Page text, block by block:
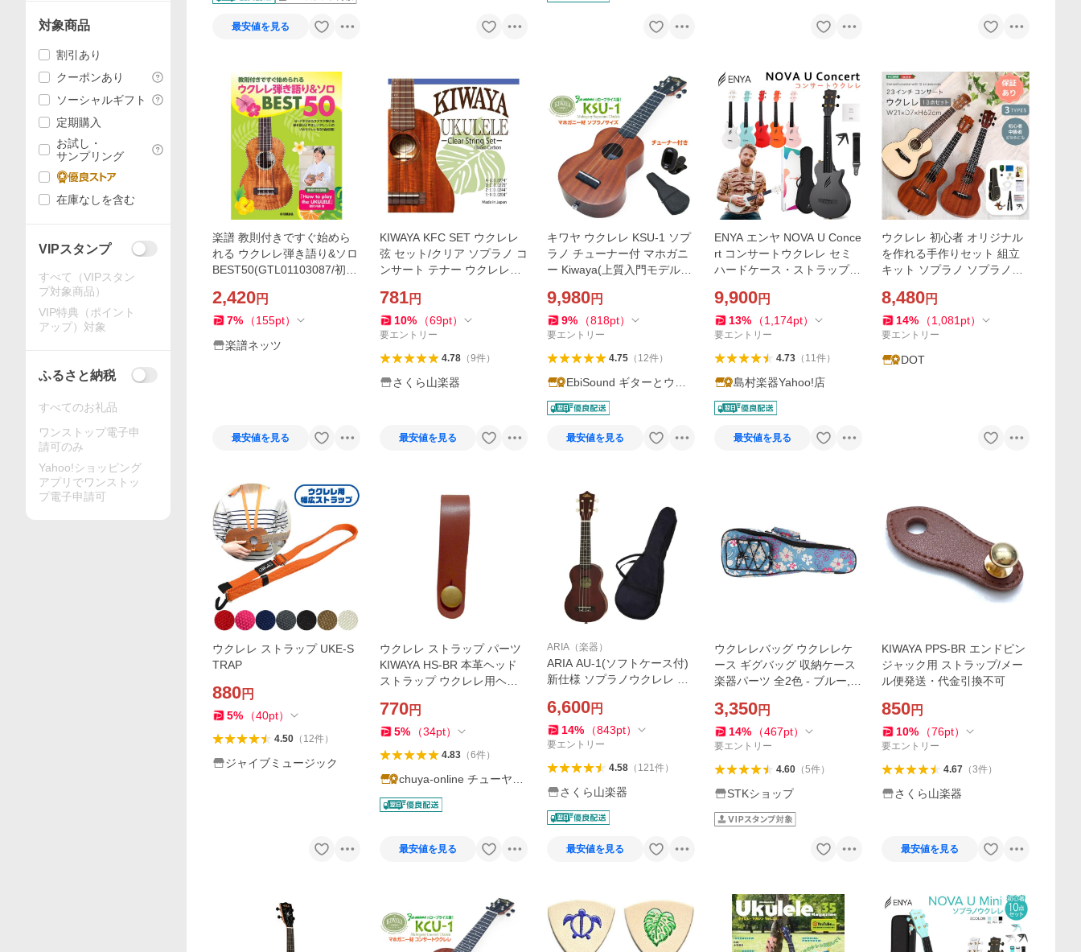
最安値を見る
楽譜 教則付きですぐ始めら
れる ウクレレ弾き語り&ソロ
BEST50(GTL01103087/初級/
2,420円
7% （155pt）
楽譜ネッツ
最安値を見る
KIWAYA KFC SET ウクレレ
弦 セット/クリア ソプラノ コ
ンサート テナー ウクレレ対
便発送・代金引換不可
781円
10% （69pt）
要エントリー
4.78（9件）
さくら山楽器
最安値を見る
キワヤ ウクレレ KSU-1 ソプ
ラノ チューナー付 マホガニ
ー Kiwaya(上質入門モデル)
9,980円
9% （818pt）
要エントリー
4.75（ 12件）
EbiSound ギターとウク
レレのセット専門店
最安値を見る
ENYA エンヤ NOVA U Conce
rt コンサートウクレレ セミ
ハードケース・ストラップ・
内正規品
9,900円
13% （1,174pt）
要エントリー
4.73（ 11件）
島村楽器Yahoo!店
最安値を見る
ウクレレ 初心者 オリジナル
を作れる手作りセット 組立
キット ソプラノ ソプラノウ
語り 楽器
8,480円
14% （1,081 pt）
要エントリー
DOT
ウクレレ ストラップ UKE-S
TRAP
880円
5% （40pt）
4.50（ 12件）
ジャイブミュージック
ウクレレ ストラップ パーツ
KIWAYA HS-BR 本革ヘッド
ストラップ ウクレレ用ヘッ
770円
5% （34pt）
4.83（6件）
chuya-online チューヤオ
ンライン
最安値を見る
ARIA（楽器）
ARIA AU-1(ソフトケース付)
新仕様 ソプラノウクレレ ギ
イーラ)にバージョンアップ
しました!!
6,600円
14% （843pt）
要エントリー
4.58（ 121件）
さくら山楽器
最安値を見る
ウクレレバッグ ウクレレケ
ース ギグバッグ 収納ケース
楽器パーツ 全2色 - ブルー, 2
3,350円
14% （467pt）
要エントリー
4.60（5件）
STKショップ
KIWAYA PPS-BR エンドピン
ジャック用 ストラップ/メー
ル便発送・代金引換不可
850円
10% （76pt）
要エントリー
4.67（3件）
さくら山楽器
最安値を見る
対象商品
割引あり
クーポンあり
ソーシャルギフト
定期購入
お試し・
サンプリング
在庫なしを含む
VIPスタンプ
すべて（VIPスタン
プ対象商品）
VIP特典（ポイント
アップ）対象
ふるさと納税
すべてのお礼品
ワンストップ電子申
請可のみ
Yahoo!ショッピング
アプリでワンストッ
プ電子申請可